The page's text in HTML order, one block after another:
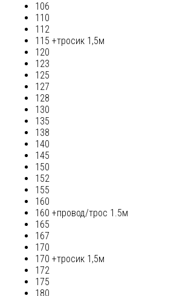
106
110
112
115 +тросик 1,5м
120
123
125
127
128
130
135
138
140
145
150
152
155
160
160 +провод/трос 1.5м
165
167
170
170 +тросик 1,5м
172
175
180